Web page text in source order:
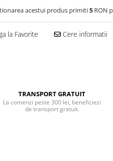
acestui produs primiti5 RON
la Favorite Cere informatii
TRANSPORT GRATUIT
La comenzi peste 300 lei, beneficiezi
de transport gratuit.